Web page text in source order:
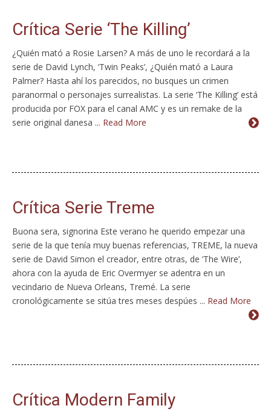
Crítica Serie ‘The Killing’
¿Quién mató a Rosie Larsen? A más de uno le recordará a la
serie de David Lynch, ‘Twin Peaks’, ¿Quién mató a Laura
Palmer? Hasta ahí los parecidos, no busques un crimen
paranormal o personajes surrealistas. La serie ‘The Killing’ está
producida por FOX para el canal AMC y es un remake de la
serie original danesa ... Read More
Crítica Serie Treme
Buona sera, signorina Este verano he querido empezar una
serie de la que tenía muy buenas referencias, TREME, la nueva
serie de David Simon el creador, entre otras, de ‘The Wire’,
ahora con la ayuda de Eric Overmyer se adentra en un
vecindario de Nueva Orleans, Tremé. La serie
cronológicamente se sitúa tres meses despúes ... Read More
Crítica Modern Family